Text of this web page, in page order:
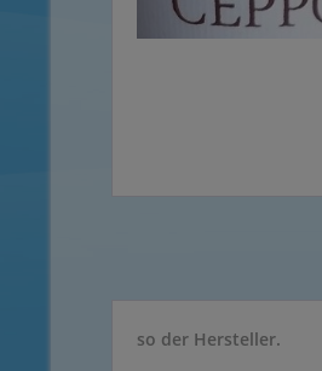
so der Hersteller.